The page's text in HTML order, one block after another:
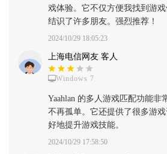
戏体验。它不仅方便我找到游
结识了许多朋友。强烈推荐！
2024/10/29 18:05:23
上海电信网友 客人
Windows 7
Yaahlan 的多人游戏匹配功能非
不再孤单。它还提供了很多游
好地提升游戏技能。
2024/10/29 17:58:50